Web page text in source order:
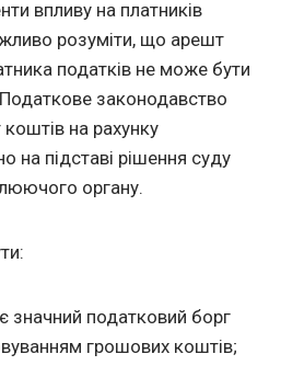
впливу на платників
розуміти, що арешт
податків не може бути
законодавство
на рахунку
на підставі рішення суду
органу.
значний податковий борг
грошових коштів;